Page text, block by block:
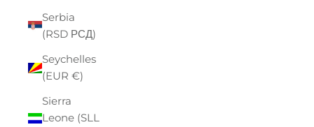
Serbia
(RSD РСД)
Seychelles
(EUR €)
Sierra
Leone (SLL